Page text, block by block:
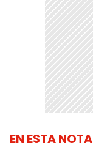
EN ESTA NOTA